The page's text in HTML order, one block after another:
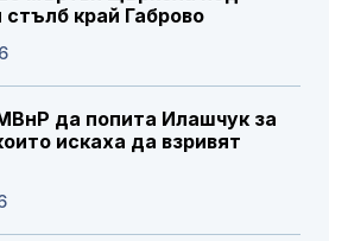
стълб край Габрово
да попита Илашчук за
искаха да взривят